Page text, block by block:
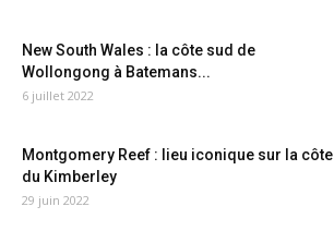
New South Wales : la côte sud de
Wollongong à Batemans...
6 juillet 2022
Montgomery Reef : lieu iconique sur la côte
du Kimberley
29 juin 2022